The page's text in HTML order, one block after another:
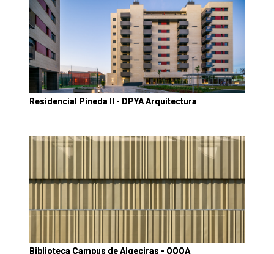
Residencial Pineda II - DPYA Arquitectura
Biblioteca Campus de Algeciras - OOOA